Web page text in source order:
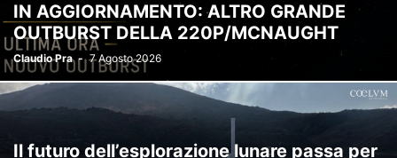
IN AGGIORNAMENTO: ALTRO GRANDE
OUTBURST DELLA 220P/MCNAUGHT
Claudio Pra - 7 Agosto 2026
Il futuro dell’esplorazione lunare passa per